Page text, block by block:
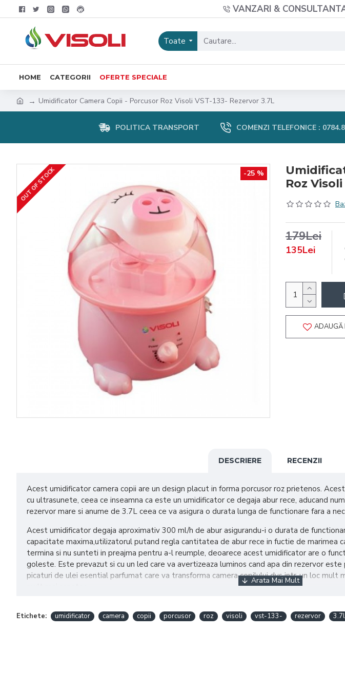
VANZARI &
Toate
HOME CATEGORII OFERTE SPECIALE
Umidificator Camera Copii - Porcusor Roz Visoli VST-133- Rezervor 3.7L
POLITICA TRANSPORT COMENZI TELEFONICE :
-25 %
OUT OF STOCK
Roz Visoli
135Lei
179Lei
ADAUGĂ
DESCRIERE RECENZII
Acest umidificator camera copii are un design placut in forma porcusor roz prietenos.
cu ultrasunete, ceea ce inseamna ca este un umidificator ce degaja abur rece, aducand
rezervor mare si anume de 3.7L ceea ce va asigura o durata lunga de functionare fara a
Acest umidificator degaja aproximativ 300 ml/h de abur asigurandu-i o durata de
capacitate maxima,utilizatorul putand regla cantitatea de abur rece in fuctie de marimea
termina si nu sunteti in preajma pentru a-l reumple, deoarece acest umidificator are o
goleste. Este prevazut si cu un led care va avertizeaza luminos cand apa din rezervor
picaturi de ulei esential parfumat care va transforma camera copilului dvs intr-un loc mult
Etichete: umidificator camera copii porcusor roz visoli vst-133- rezervor 3.7l